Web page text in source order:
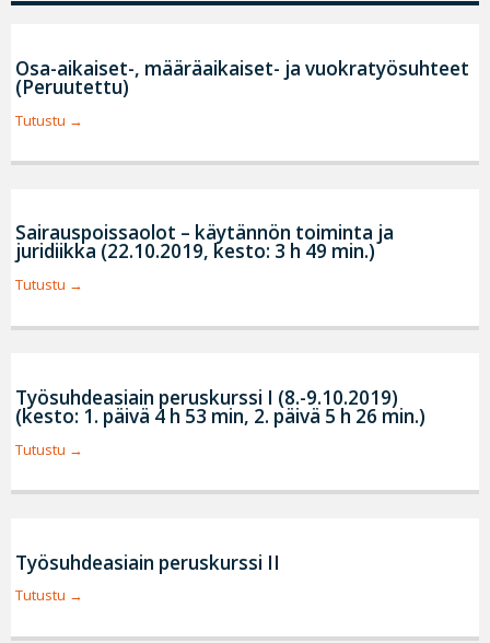
Osa-aikaiset-, määräaikaiset- ja vuokratyösuhteet
(Peruutettu)
Tutustu
Sairauspoissaolot – käytännön toiminta ja
juridiikka (22.10.2019, kesto: 3 h 49 min.)
Tutustu
Työsuhdeasiain peruskurssi I (8.-9.10.2019)
(kesto: 1. päivä 4 h 53 min, 2. päivä 5 h 26 min.)
Tutustu
Työsuhdeasiain peruskurssi II
Tutustu